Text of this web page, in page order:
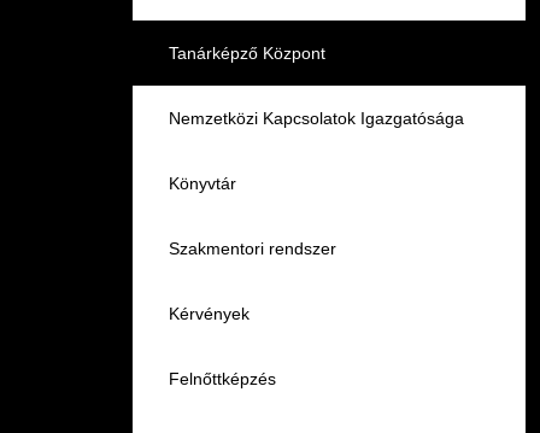
Sportolóként egyetemista
Neptun
DIÁKHITEL
Moodle
Átjelentkezőknek
Hallgatói pályázatok
Karrier
Tanárképző Központ
Nemzetközi Kapcsolatok Igazgatósága
Könyvtár
Szakmentori rendszer
Kérvények
Felnőttképzés